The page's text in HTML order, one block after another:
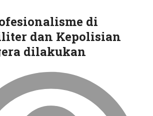
di
dan Kepolisian
dilakukan